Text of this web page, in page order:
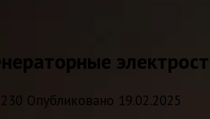
230 Опубликовано 19.02.2025